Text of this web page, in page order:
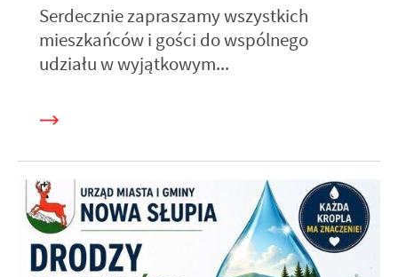
Serdecznie zapraszamy wszystkich
mieszkańców i gości do wspólnego
udziału w wyjątkowym...